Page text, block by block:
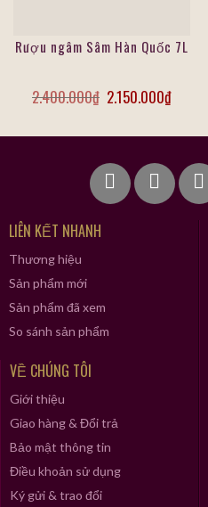
Rượu ngâm Sâm Hàn Quốc 7L
2.400.000₫ 2.150.000₫
LIÊN KẾT NHANH
Thương hiệu
Sản phẩm mới
Sản phẩm đã xem
So sánh sản phẩm
VỀ CHÚNG TÔI
Giới thiệu
Giao hàng & Đổi trả
Bảo mật thông tin
Điều khoản sử dụng
Ký gửi & trao đổi